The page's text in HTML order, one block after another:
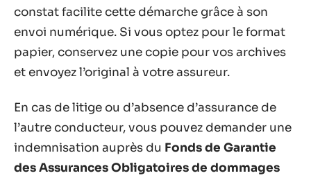
constat facilite cette démarche grâce à son
envoi numérique. Si vous optez pour le format
papier, conservez une copie pour vos archives
et envoyez l’original à votre assureur.
En cas de litige ou d’absence d’assurance de
l’autre conducteur, vous pouvez demander une
indemnisation auprès du Fonds de Garantie
des Assurances Obligatoires de dommages